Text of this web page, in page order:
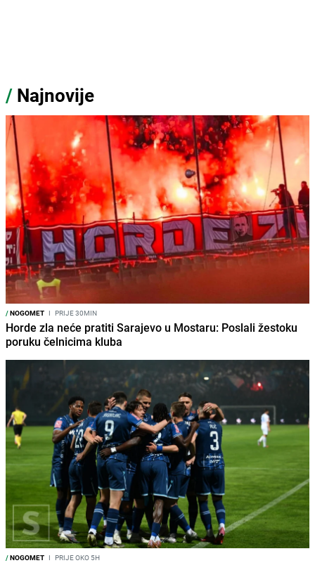
/ Najnovije
/NOGOMET I PRIJE 30MIN
Horde zla neće pratiti Sarajevo u Mostaru: Poslali žestoku
poruku čelnicima kluba
/NOGOMET I PRIJE OKO 5H